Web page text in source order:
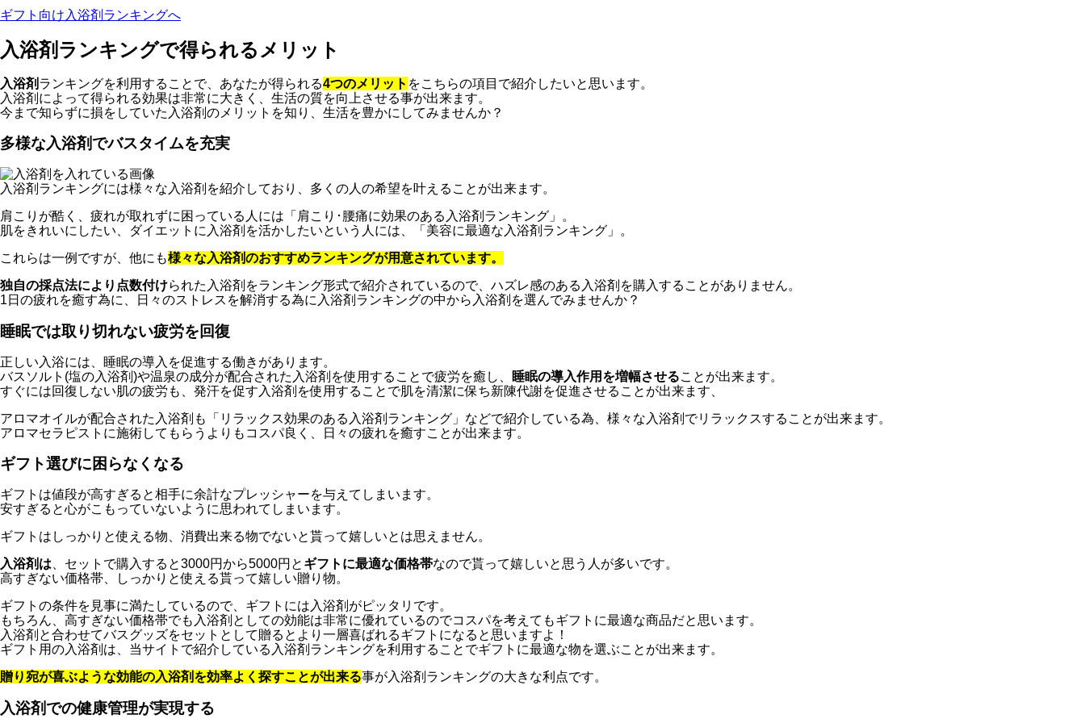
ギフト向け入浴剤ランキングへ
入浴剤ランキングで得られるメリット
入浴剤 ランキングを利用することで、あなたが得られる4つのメリット をこちらの項目で紹介したいと思います。
入浴剤によって得られる効果は非常に大きく、生活の質を向上させる事が出来ます。
今まで知らずに損をしていた入浴剤のメリットを知り、生活を豊かにしてみませんか？
多様な入浴剤でバスタイムを充実
入浴剤ランキングには様々な入浴剤を紹介しており、多くの人の希望を叶えることが出来ます。
肩こりが酷く、疲れが取れずに困っている人には「肩こり･腰痛に効果のある入浴剤ランキング」。
肌をきれいにしたい、ダイエットに入浴剤を活かしたいという人には、「美容に最適な入浴剤ランキング」。
これらは一例ですが、他にも様々な入浴剤のおすすめランキングが用意されています。
独自の採点法により点数付けられた入浴剤をランキング形式で紹介されているので、ハズレ感のある入浴剤を購入することがありません。
1日の疲れを癒す為に、日々のストレスを解消する為に入浴剤ランキングの中から入浴剤を選んでみませんか？
睡眠では取り切れない疲労を回復
正しい入浴には、睡眠の導入を促進する働きがあります。
バスソルト(塩の入浴剤)や温泉の成分が配合された入浴剤を使用することで疲労を癒し、
睡眠の導入作用を増幅させることが出来ます。
すぐには回復しない肌の疲労も、発汗を促す入浴剤を使用することで肌を清潔に保ち新陳代謝を促進させることが出来ます、
アロマオイルが配合された入浴剤も「リラックス効果のある入浴剤ランキング」などで紹介している為、様々な入浴剤でリラックスすることが出来ます。
アロマセラピストに施術してもらうよりもコスパ良く、日々の疲れを癒すことが出来ます。
ギフト選びに困らなくなる
ギフトは値段が高すぎると相手に余計なプレッシャーを与えてしまいます。
安すぎると心がこもっていないように思われてしまいます。
ギフトはしっかりと使える物、消費出来る物でないと貰って嬉しいとは思えません。
入浴剤は 、セットで購入すると3000円から5000円と ギフトに最適な価格帯なので貰って嬉しいと思う人が多いです。
高すぎない価格帯、しっかりと使える貰って嬉しい贈り物。
ギフトの条件を見事に満たしているので、ギフトには入浴剤がピッタリです。
もちろん、高すぎない価格帯でも入浴剤としての効能は非常に優れているのでコスパを考えてもギフトに最適な商品だと思います。
入浴剤と合わせてバスグッズをセットとして贈るとより一層喜ばれるギフトになると思いますよ！
ギフト用の入浴剤は、当サイトで紹介している入浴剤ランキングを利用することでギフトに最適な物を選ぶことが出来ます。
贈り宛が喜ぶような効能の入浴剤を効率よく探すことが出来る事が入浴剤ランキングの大きな利点です。
入浴剤での健康管理が実現する